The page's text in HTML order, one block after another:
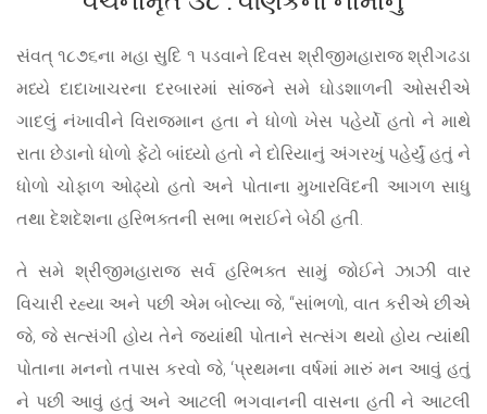
સંવત્ ૧૮૭૬ના મહા સુદિ ૧ પડવાને દિવસ શ્રીજીમહારાજ શ્રીગઢડા
મધ્યે દાદાખાચરના દરબારમાં સાંજને સમે ઘોડશાળની ઓસરીએ
ગાદલું નંખાવીને વિરાજમાન હતા ને ધોળો ખેસ પહેર્યો હતો ને માથે
રાતા છેડાનો ધોળો ફેંટો બાંધ્યો હતો ને દોરિયાનું અંગરખું પહેર્યું હતું ને
ધોળો ચોફાળ ઓઢ્યો હતો અને પોતાના મુખારવિંદની આગળ સાધુ
તથા દેશદેશના હરિભક્તની સભા ભરાઈને બેઠી હતી.
તે સમે શ્રીજીમહારાજ સર્વ હરિભક્ત સામું જોઈને ઝાઝી વાર
વિચારી રહ્યા અને પછી એમ બોલ્યા જે, “સાંભળો, વાત કરીએ છીએ
જે, જે સત્સંગી હોય તેને જ્યાંથી પોતાને સત્સંગ થયો હોય ત્યાંથી
પોતાના મનનો તપાસ કરવો જે, ‘પ્રથમના વર્ષમાં મારું મન આવું હતું
ને પછી આવું હતું અને આટલી ભગવાનની વાસના હતી ને આટલી